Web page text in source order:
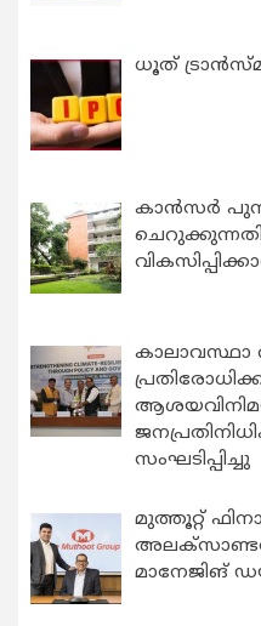
ധൂത്
കാന്‍സര്‍
കാലാവസ്ഥാ
സംഘടിപ്പിച്ചു
മുത്തൂറ്റ്
മാനേജിങ്